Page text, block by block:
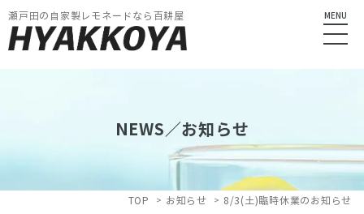
瀬戸田の自家製レモネードなら百耕屋 MENU
NEWS／お知らせ
TOP お知らせ 8/3(土)臨時休業のお知らせ